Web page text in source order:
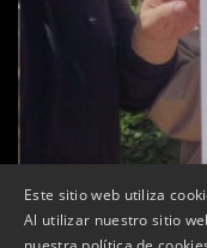
Sexenni, Fades,
Este sitio web utiliza
Al utilizar nuestro sitio